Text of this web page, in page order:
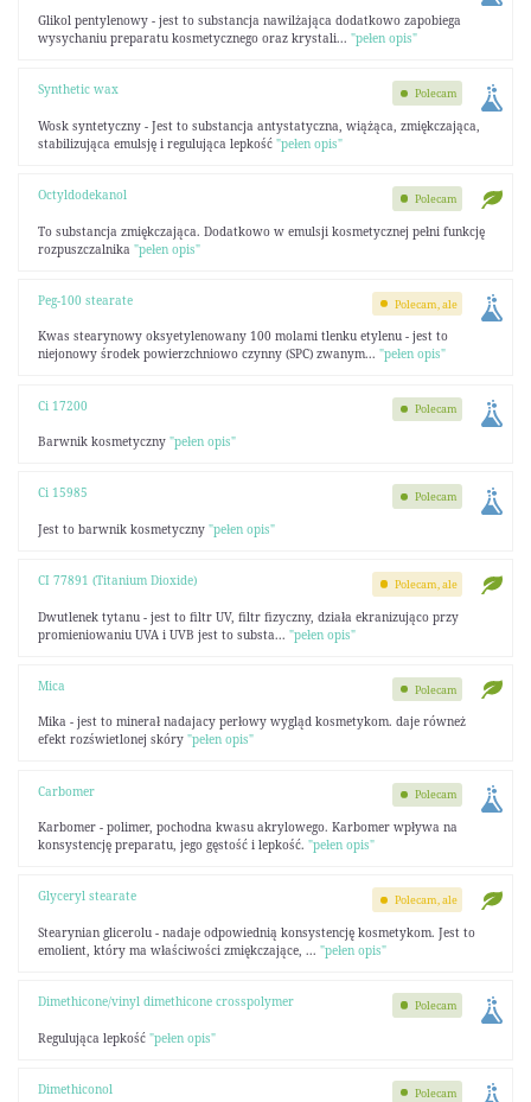
Glikol pentylenowy - jest to substancja nawilżająca dodatkowo zapobiega
wysychaniu preparatu kosmetycznego oraz krystali... "pełen opis"
Synthetic wax
Wosk syntetyczny - Jest to substancja antystatyczna, wiążąca, zmiękczająca,
stabilizująca emulsję i regulująca lepkość "pełen opis"
Polecam
Octyldodekanol
To substancja zmiękczająca. Dodatkowo w emulsji kosmetycznej pełni funkcję
rozpuszczalnika "pełen opis"
Polecam
Peg-100 stearate
Kwas stearynowy oksyetylenowany 100 molami tlenku etylenu - jest to
niejonowy środek powierzchniowo czynny (SPC) zwanym... "pełen opis"
Polecam, ale
Ci 17200
Barwnik kosmetyczny "pełen opis"
Polecam
Ci 15985
Jest to barwnik kosmetyczny "pełen opis"
Polecam
CI 77891 (Titanium Dioxide)
Dwutlenek tytanu - jest to filtr UV, filtr fizyczny, działa ekranizująco przy
promieniowaniu UVA i UVB jest to substa... "pełen opis"
Polecam, ale
Mica
Mika - jest to minerał nadajacy perłowy wygląd kosmetykom. daje równeż
efekt rozświetlonej skóry "pełen opis"
Polecam
Carbomer
Karbomer - polimer, pochodna kwasu akrylowego. Karbomer wpływa na
konsystencję preparatu, jego gęstość i lepkość. "pełen opis"
Polecam
Glyceryl stearate
Stearynian glicerolu - nadaje odpowiednią konsystencję kosmetykom. Jest to
emolient, który ma właściwości zmiękczające, ... "pełen opis"
Polecam, ale
Dimethicone/vinyl dimethicone crosspolymer
Regulująca lepkość "pełen opis"
Polecam
Dimethiconol Polecam